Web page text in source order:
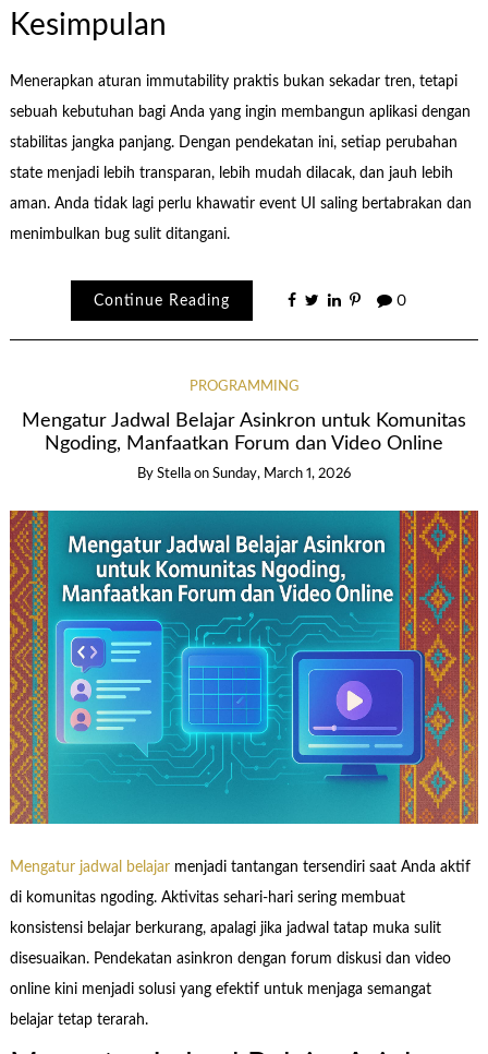
Kesimpulan
Menerapkan aturan immutability praktis bukan sekadar tren, tetapi
sebuah kebutuhan bagi Anda yang ingin membangun aplikasi dengan
stabilitas jangka panjang. Dengan pendekatan ini, setiap perubahan
state menjadi lebih transparan, lebih mudah dilacak, dan jauh lebih
aman. Anda tidak lagi perlu khawatir event UI saling bertabrakan dan
menimbulkan bug sulit ditangani.
Continue Reading 0
PROGRAMMING
Mengatur Jadwal Belajar Asinkron untuk Komunitas
Ngoding, Manfaatkan Forum dan Video Online
By Stella on Sunday, March 1, 2026
Mengatur jadwal belajarmenjadi tantangan tersendiri saat Anda aktif
di komunitas ngoding. Aktivitas sehari-hari sering membuat
konsistensi belajar berkurang, apalagi jika jadwal tatap muka sulit
disesuaikan. Pendekatan asinkron dengan forum diskusi dan video
online kini menjadi solusi yang efektif untuk menjaga semangat
belajar tetap terarah.